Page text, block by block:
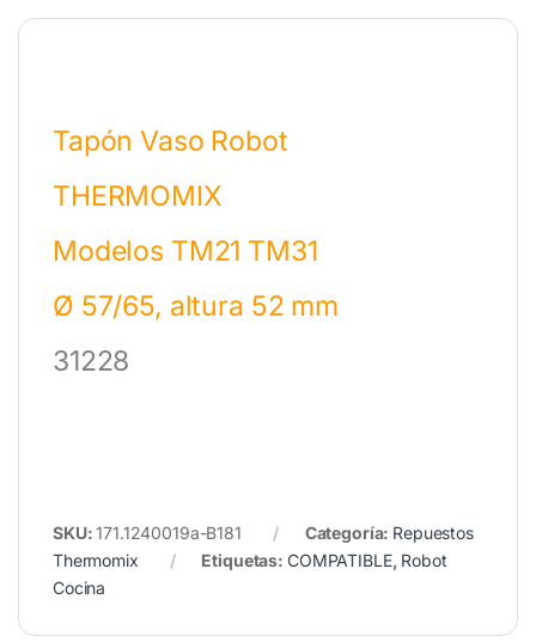
Tapón Vaso Robot
THERMOMIX
Modelos TM21 TM31
Ø 57/65, altura 52 mm
31228
SKU:171.1240019a-B181 Categoría: Repuestos
Thermomix
Etiquetas: COMPATIBLE, Robot
Cocina